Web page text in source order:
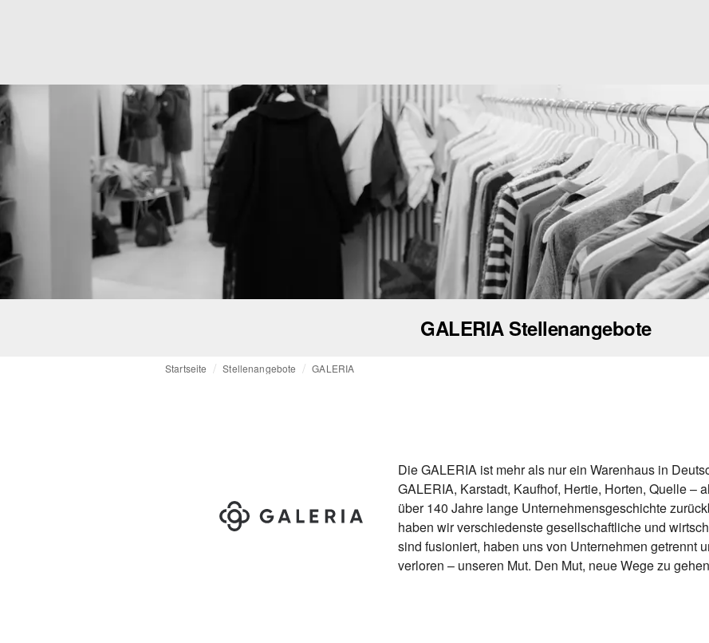
GALERIA Stellenangebote
Startseite Stellenangebote GALERIA
Die GALERIA ist mehr als nur ein Warenhaus in
GALERIA, Karstadt, Kaufhof, Hertie, Horten, Quelle –
über 140 Jahre lange Unternehmensgeschichte
haben wir verschiedenste gesellschaftliche und
sind fusioniert, haben uns von Unternehmen getrennt
verloren – unseren Mut. Den Mut, neue Wege zu